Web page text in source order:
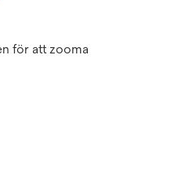
för att zooma